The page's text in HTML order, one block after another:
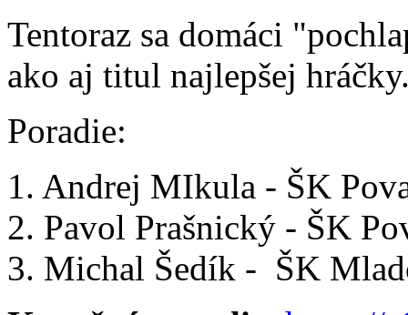
Tentoraz sa domáci
ako aj titul najlepšej
Poradie:
1. Andrej MIkula - ŠK
2. Pavol Prašnický - ŠK
3. Michal Šedík - ŠK